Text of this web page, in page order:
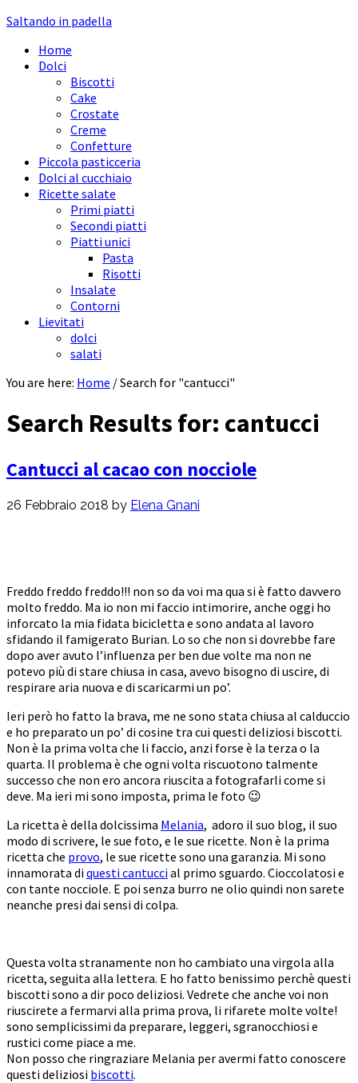
Saltando in padella
Home
Dolci
Biscotti
Cake
Crostate
Creme
Confetture
Piccola pasticceria
Dolci al cucchiaio
Ricette salate
Primi piatti
Secondi piatti
Piatti unici
Pasta
Risotti
Insalate
Contorni
Lievitati
dolci
salati
You are here: Home /Search for "cantucci"
Search Results for: cantucci
Cantucci al cacao con nocciole
26 Febbraio 2018 by Elena Gnani
Freddo freddo freddo!!! non so da voi ma qua si è fatto davvero
molto freddo. Ma io non mi faccio intimorire, anche oggi ho
inforcato la mia fidata bicicletta e sono andata al lavoro
sfidando il famigerato Burian. Lo so che non si dovrebbe fare
dopo aver avuto l’influenza per ben due volte ma non ne
potevo più di stare chiusa in casa, avevo bisogno di uscire, di
respirare aria nuova e di scaricarmi un po’.
Ieri però ho fatto la brava, me ne sono stata chiusa al calduccio
e ho preparato un po’ di cosine tra cui questi deliziosi biscotti.
Non è la prima volta che li faccio, anzi forse è la terza o la
quarta. Il problema è che ogni volta riscuotono talmente
successo che non ero ancora riuscita a fotografarli come si
deve. Ma ieri mi sono imposta, prima le foto 😉
La ricetta è della dolcissima Melania, adoro il suo blog, il suo
modo di scrivere, le sue foto, e le sue ricette. Non è la prima
ricetta che provo, le sue ricette sono una garanzia. Mi sono
innamorata diquesti cantuccial primo sguardo. Cioccolatosi e
con tante nocciole. E poi senza burro ne olio quindi non sarete
neanche presi dai sensi di colpa.
Questa volta stranamente non ho cambiato una virgola alla
ricetta, seguita alla lettera. E ho fatto benissimo perchè questi
biscotti sono a dir poco deliziosi. Vedrete che anche voi non
riuscirete a fermarvi alla prima prova, li rifarete molte volte!
sono semplicissimi da preparare, leggeri, sgranocchiosi e
rustici come piace a me.
Non posso che ringraziare Melania per avermi fatto conoscere
questi deliziosi biscotti.